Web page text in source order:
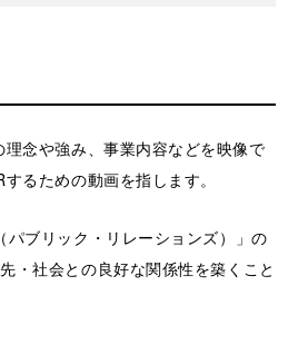
念や強み、事業内容などを映像で
るための動画を指します。
ブリック・リレーションズ）」の
・社会との良好な関係性を築くこと